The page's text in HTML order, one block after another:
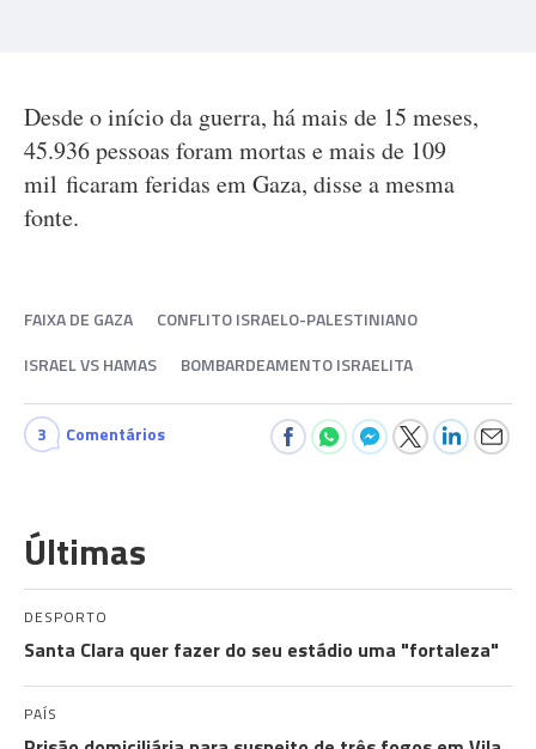
Desde o início da guerra, há mais de 15 meses,
45.936 pessoas foram mortas e mais de 109
mil ficaram feridas em Gaza, disse a mesma
fonte.
FAIXA DE GAZA
CONFLITO ISRAELO-PALESTINIANO
ISRAEL VS HAMAS
BOMBARDEAMENTO ISRAELITA
3 Comentários
Últimas
DESPORTO
Santa Clara quer fazer do seu estádio uma "fortaleza"
PAÍS